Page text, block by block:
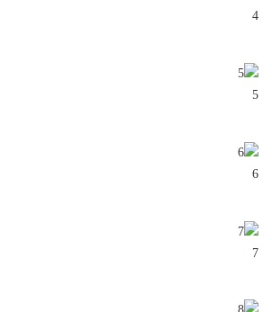
4
5
6
7